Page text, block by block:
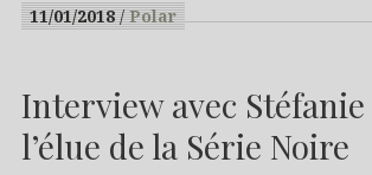
11/01/2018 Polar
Interview avec
l’élue de la Série Noire